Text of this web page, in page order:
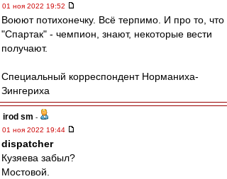
01 ноя 2022 19:52
Воюют потихонечку. Всё терпимо. И про то, что
"Спартак" - чемпион, знают, некоторые вести
получают.
Специальный корреспондент Норманиха-
Зингериха
irod sm -
01 ноя 2022 19:44
dispatcher
Кузяева забыл?
Мостовой.